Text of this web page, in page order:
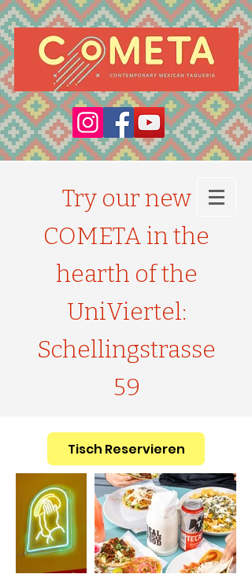
Try our new
COMETA in the
hearth of the
UniViertel:
Schellingstrasse
59
Tisch Reservieren